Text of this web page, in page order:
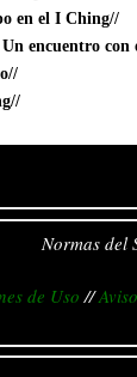
en el I Ching//
encuentro con
Normas del
de Uso //